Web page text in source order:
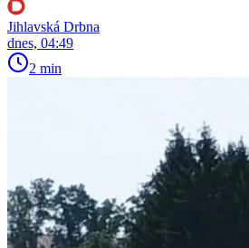
Jihlavská Drbna
dnes, 04:49
2 min